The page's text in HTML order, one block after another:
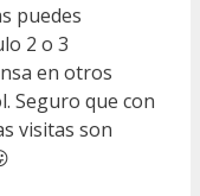
puedes
2 o 3
en otros
Seguro que con
visitas son